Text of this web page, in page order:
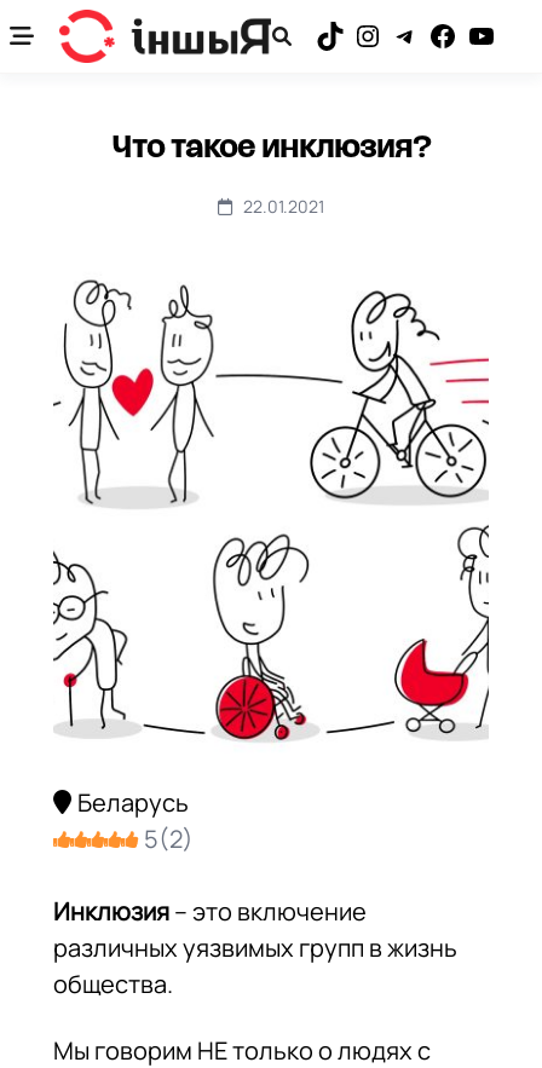
to
Что такое инклюзия?
22.01.2021
Беларусь
5(2)
Инклюзия– это включение
различных уязвимых групп в жизнь
общества.
Мы говорим НЕ только о людях с